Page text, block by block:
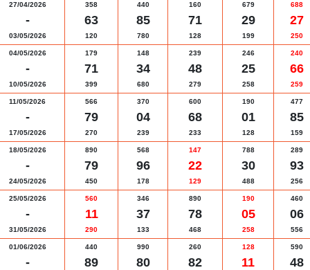
27/04/2026
-
03/05/2026
358
63
120
440
85
780
160
71
128
679
29
199
688
27
250
04/05/2026
-
10/05/2026
179
71
399
148
34
680
239
48
279
246
25
258
240
66
259
11/05/2026
-
17/05/2026
566
79
270
370
04
239
600
68
233
190
01
128
477
85
159
18/05/2026
-
24/05/2026
890
79
450
568
96
178
147
22
129
788
30
488
289
93
256
25/05/2026
-
31/05/2026
560
11
290
346
37
133
890
78
468
190
05
258
460
06
556
01/06/2026
-
440
89
990
80
260
82
128
11
590
48